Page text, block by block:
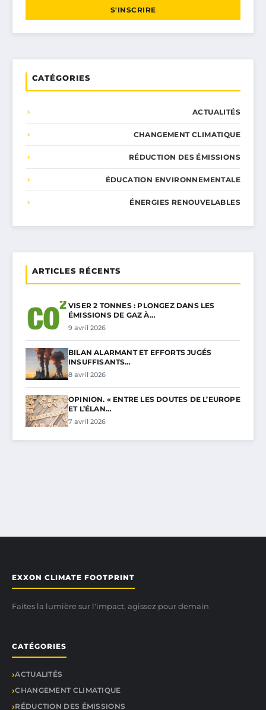
S'INSCRIRE
CATÉGORIES
ACTUALITÉS
CHANGEMENT CLIMATIQUE
RÉDUCTION DES ÉMISSIONS
ÉDUCATION ENVIRONNEMENTALE
ÉNERGIES RENOUVELABLES
ARTICLES RÉCENTS
VISER 2 TONNES : PLONGEZ DANS LES
ÉMISSIONS DE GAZ À…
9 avril 2026
BILAN ALARMANT ET EFFORTS JUGÉS
INSUFFISANTS…
8 avril 2026
OPINION. « ENTRE LES DOUTES DE L’EUROPE
ET L’ÉLAN…
7 avril 2026
EXXON CLIMATE FOOTPRINT
Faites la lumière sur l'impact, agissez pour demain
CATÉGORIES
ACTUALITÉS
CHANGEMENT CLIMATIQUE
RÉDUCTION DES ÉMISSIONS